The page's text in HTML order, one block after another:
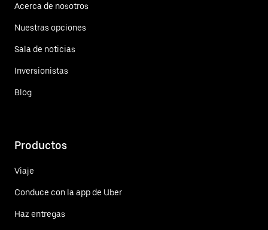
Acerca de nosotros
Nuestras opciones
Sala de noticias
Inversionistas
Blog
Productos
Viaje
Conduce con la app de Uber
Haz entregas